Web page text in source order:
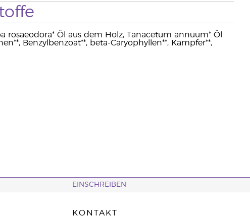
rosaeodora* Öl aus dem Holz, Tanacetum annuum* Öl
Benzylbenzoat**, beta-Caryophyllen**, Kampfer**,
EINSCHREIBEN
KONTAKT